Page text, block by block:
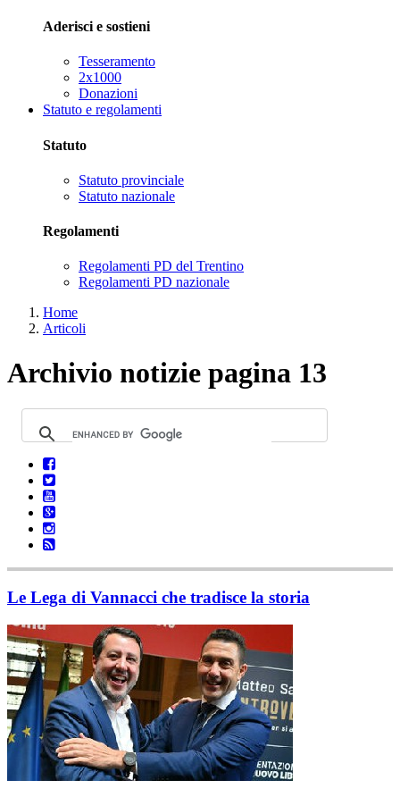
Aderisci e sostieni
Tesseramento
2x1000
Donazioni
Statuto e regolamenti
Statuto
Statuto provinciale
Statuto nazionale
Regolamenti
Regolamenti PD del Trentino
Regolamenti PD nazionale
Home
Articoli
Archivio notizie pagina 13
Le Lega di Vannacci che tradisce la storia